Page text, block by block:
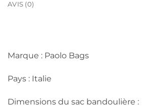
AVIS (0)
Marque : Paolo Bags
Pays : Italie
Dimensions du sac bandoulière :